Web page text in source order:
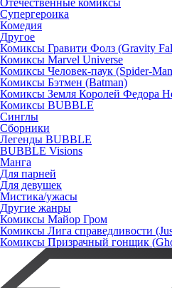
Супергероика
Комедия
Другое
Комиксы Гравити Фолз (Gravity
Комиксы Marvel Universe
Комиксы Человек-паук (Spider-
Комиксы Бэтмен (Batman)
Комиксы Земля Королей Федора
Комиксы BUBBLE
Синглы
Сборники
Легенды BUBBLE
BUBBLE Visions
Манга
Для парней
Для девушек
Мистика/ужасы
Другие жанры
Комиксы Майор Гром
Комиксы Лига справедливости
Комиксы Призрачный гонщик